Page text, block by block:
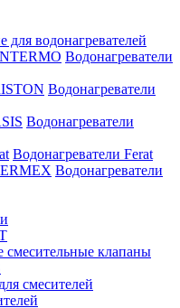
водонагревателей
Водонагреватели
Водонагреватели
Водонагреватели
Водонагреватели Ferat
Водонагреватели
смесительные клапаны
смесителей